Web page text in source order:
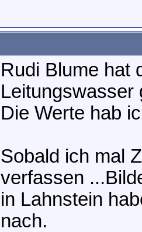
Rudi Blume hat
Leitungswasser
Die Werte hab
Sobald ich mal
verfassen
in Lahnstein
nach.